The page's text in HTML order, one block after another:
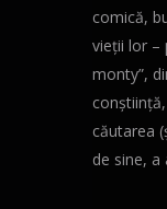
comică,
vieţii lor –
monty”,
căutarea
de sine, a